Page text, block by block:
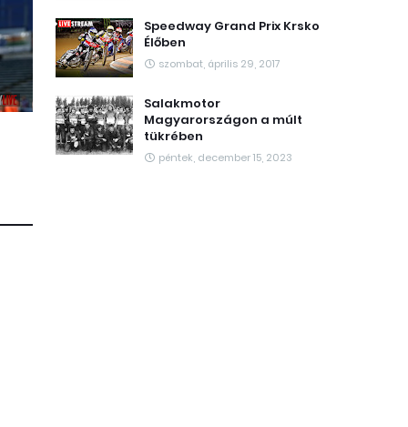
Speedway Grand Prix Krsko
Élőben
szombat, április 29, 2017
Salakmotor
Magyarországon a múlt
tükrében
péntek, december 15, 2023